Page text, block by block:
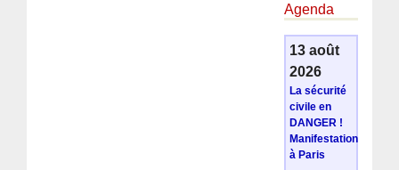
Agenda
13 août
2026
La sécurité
civile en
DANGER !
Manifestation
à Paris